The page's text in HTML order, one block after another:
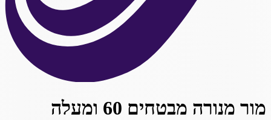
מור מנורה מבטחים 60 ומעלה